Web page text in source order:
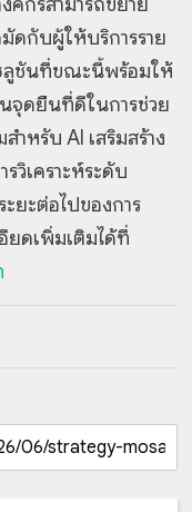
ดกับผู้ให้บริการราย
ลูชันที่ขณะนี้พร้อมให้
จุดยืนที่ดีในการช่วย
ำหรับ AI เสริมสร้าง
วิเคราะห์ระดับ
ยะต่อไปของการ
ยดเพิ่มเติมได้ที่